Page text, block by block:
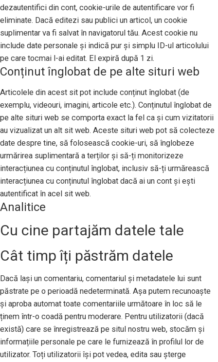
dezautentifici din cont, cookie-urile de autentificare vor fi
eliminate. Dacă editezi sau publici un articol, un cookie
suplimentar va fi salvat în navigatorul tău. Acest cookie nu
include date personale și indică pur și simplu ID-ul articolului
pe care tocmai l-ai editat. El expiră după 1 zi.
Conținut înglobat de pe alte situri web
Articolele din acest sit pot include conținut înglobat (de
exemplu, videouri, imagini, articole etc.). Conținutul înglobat de
pe alte situri web se comporta exact la fel ca și cum vizitatorii
au vizualizat un alt sit web. Aceste situri web pot să colecteze
date despre tine, să folosească cookie-uri, să înglobeze
urmărirea suplimentară a terților și să-ți monitorizeze
interacțiunea cu conținutul înglobat, inclusiv să-ți urmărească
interacțiunea cu conținutul înglobat dacă ai un cont și ești
autentificat în acel sit web.
Analitice
Cu cine partajăm datele tale
Cât timp îți păstrăm datele
Dacă lași un comentariu, comentariul și metadatele lui sunt
păstrate pe o perioadă nedeterminată. Așa putem recunoaște
și aproba automat toate comentariile următoare în loc să le
ținem într-o coadă pentru moderare. Pentru utilizatorii (dacă
există) care se înregistrează pe situl nostru web, stocăm și
informațiile personale pe care le furnizează în profilul lor de
utilizator. Toți utilizatorii își pot vedea, edita sau șterge